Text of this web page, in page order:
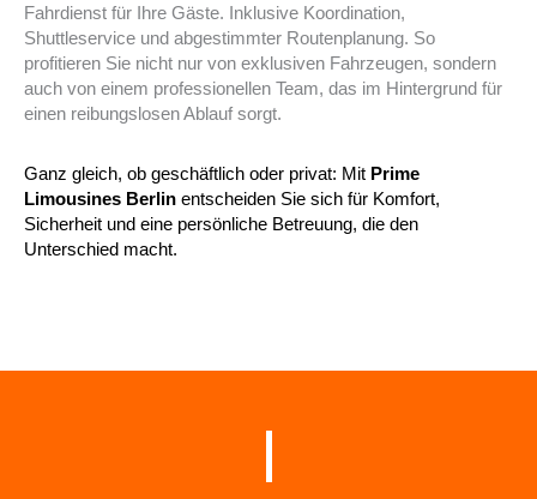
Fahrdienst für Ihre Gäste. Inklusive Koordination,
Shuttleservice und abgestimmter Routenplanung. So
profitieren Sie nicht nur von exklusiven Fahrzeugen, sondern
auch von einem professionellen Team, das im Hintergrund für
einen reibungslosen Ablauf sorgt.
Ganz gleich, ob geschäftlich oder privat: Mit Prime
Limousines Berlin entscheiden Sie sich für Komfort,
Sicherheit und eine persönliche Betreuung, die den
Unterschied macht.